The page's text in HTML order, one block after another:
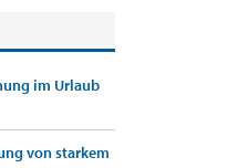
im Urlaub
von starkem